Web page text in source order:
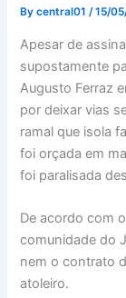
Bycentral01/15/
Apesar de
supostamente
Augusto Ferraz
por deixar vias
ramal que isola
foi orçada em
foi paralisada
De acordo com
comunidade do
nem o contrato
atoleiro.